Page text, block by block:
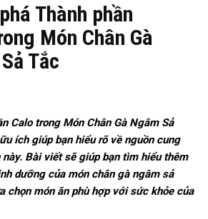
Thành phần
Món Chân Gà
Tắc
Calo trong Món Chân Gà Ngâm Sả
ích giúp bạn hiểu rõ về nguồn cung
Bài viết sẽ giúp bạn tìm hiểu thêm
dưỡng của món chân gà ngâm sả
chọn món ăn phù hợp với sức khỏe của